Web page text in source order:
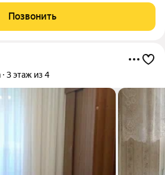
какой хотите. Место среди местных
Позвонить
3 этаж из 4